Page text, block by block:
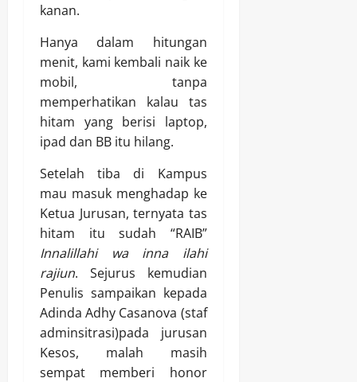
kanan.
Hanya dalam hitungan
menit, kami kembali naik ke
mobil, tanpa
memperhatikan kalau tas
hitam yang berisi laptop,
ipad dan BB itu hilang.
Setelah tiba di Kampus
mau masuk menghadap ke
Ketua Jurusan, ternyata tas
hitam itu sudah “RAIB”
Innalillahi wa inna ilahi
rajiun. Sejurus kemudian
Penulis sampaikan kepada
Adinda Adhy Casanova (staf
adminsitrasi)pada jurusan
Kesos, malah masih
sempat memberi honor